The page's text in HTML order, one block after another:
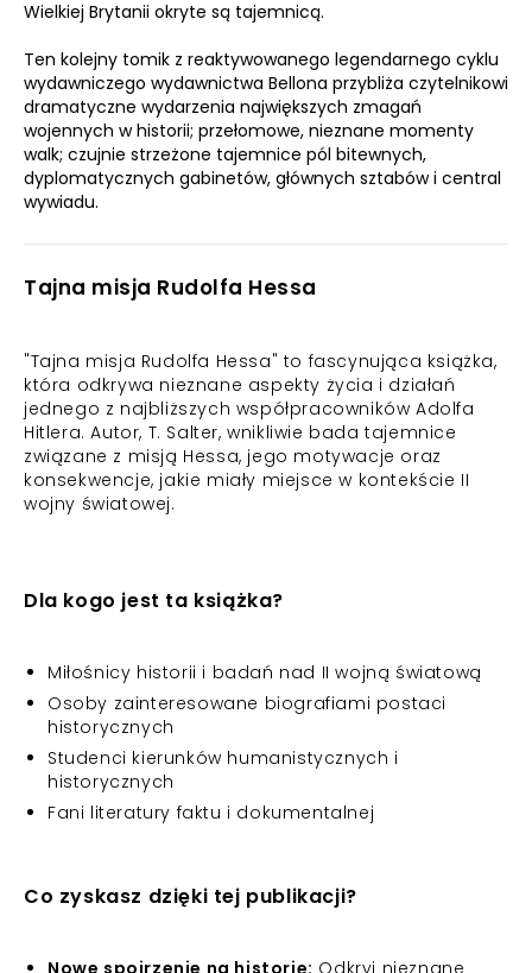
Wielkiej Brytanii okryte są tajemnicą.
Ten kolejny tomik z reaktywowanego legendarnego cyklu
wydawniczego wydawnictwa Bellona przybliża czytelnikowi
dramatyczne wydarzenia największych zmagań
wojennych w historii; przełomowe, nieznane momenty
walk; czujnie strzeżone tajemnice pól bitewnych,
dyplomatycznych gabinetów, głównych sztabów i central
wywiadu.
Tajna misja Rudolfa Hessa
"Tajna misja Rudolfa Hessa" to fascynująca książka,
która odkrywa nieznane aspekty życia i działań
jednego z najbliższych współpracowników Adolfa
Hitlera. Autor, T. Salter, wnikliwie bada tajemnice
związane z misją Hessa, jego motywacje oraz
konsekwencje, jakie miały miejsce w kontekście II
wojny światowej.
Dla kogo jest ta książka?
Miłośnicy historii i badań nad II wojną światową
Osoby zainteresowane biografiami postaci
historycznych
Studenci kierunków humanistycznych i
historycznych
Fani literatury faktu i dokumentalnej
Co zyskasz dzięki tej publikacji?
Nowe spojrzenie na historię: Odkryj nieznane